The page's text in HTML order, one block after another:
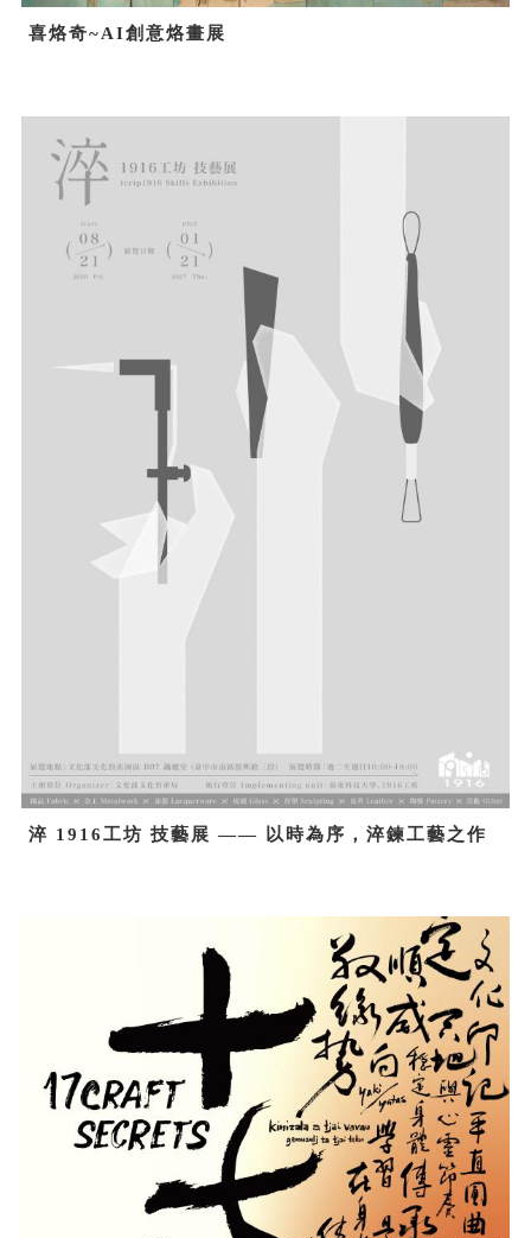
喜烙奇~AI創意烙畫展
淬 1916工坊 技藝展 —— 以時為序，淬鍊工藝之作